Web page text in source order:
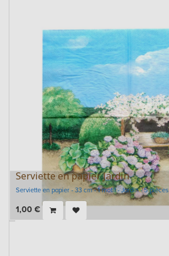
Serviette en papier Jardin
Serviette en papier - 33 cm - 1 motif - Jardin - 5 pièces
1,00 €